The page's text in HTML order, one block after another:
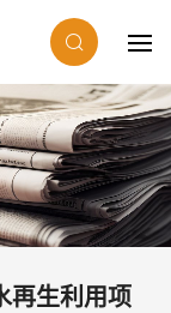
再生利用项